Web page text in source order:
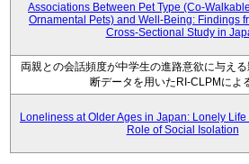
Associations Between Pet Type (Co-
Ornamental Pets) and Well-Being: Findings
Cross-Sectional Study in
両親との会話頻度が中学生の進路意欲に与え
断データを用いたRI-CLPMによ
Loneliness at Older Ages in Japan: Lonely
Role of Social Isolation